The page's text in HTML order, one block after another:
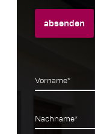
absenden
Vorname*
Nachname*